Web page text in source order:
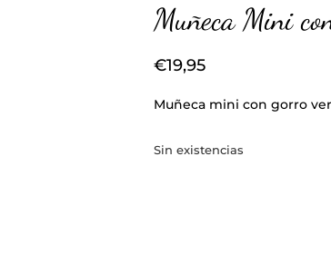
Muñeca Mini
€19,95
Muñeca mini con gorro
Sin existencias